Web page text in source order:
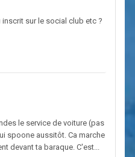
inscrit sur le social club etc ?
le service de voiture (pas
spoone aussitôt. Ca marche
devant ta baraque. C'est...